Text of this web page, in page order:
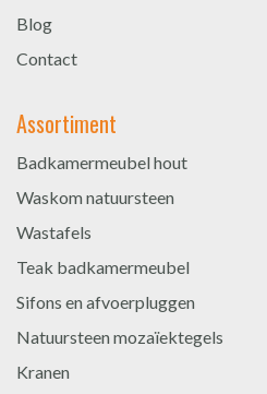
Blog
Contact
Assortiment
Badkamermeubel hout
Waskom natuursteen
Wastafels
Teak badkamermeubel
Sifons en afvoerpluggen
Natuursteen mozaïektegels
Kranen